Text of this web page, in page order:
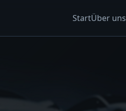
StartÜber uns